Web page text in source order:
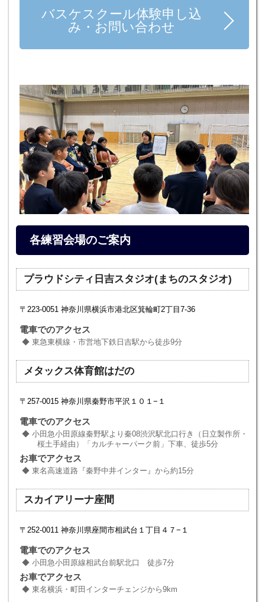
バスケスクール体験申し込
み・お問い合わせ
各練習会場のご案内
プラウドシティ日吉スタジオ(まちのスタジオ)
〒223-0051 神奈川県横浜市港北区箕輪町2丁目7-36
電車でのアクセス
東急東横線・市営地下鉄日吉駅から徒歩9分
メタックス体育館はだの
〒257-0015 神奈川県秦野市平沢１０１−１
電車でのアクセス
小田急小田原線秦野駅より秦08渋沢駅北口行き（日立製作所・
桜土手経由）「カルチャーパーク前」下車、徒歩5分
お車でアクセス
東名高速道路『秦野中井インター』から約15分
スカイアリーナ座間
〒252-0011 神奈川県座間市相武台１丁目４７−１
電車でのアクセス
小田急小田原線相武台前駅北口 徒歩7分
お車でアクセス
東名横浜・町田インターチェンジから9km